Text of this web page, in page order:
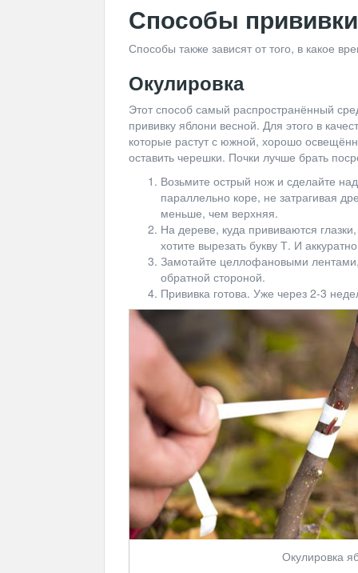
Способы
Способы также зависят от того, в какое
Окулировка
Этот способ самый распространённый
прививку яблони весной. Для этого в
которые растут с южной, хорошо
оставить черешки. Почки лучше брать
Возьмите острый нож и сделайте
параллельно коре, не затрагивая
меньше, чем верхняя.
На дереве, куда прививаются
хотите вырезать букву Т. И
Замотайте целлофановыми
обратной стороной.
Прививка готова. Уже через 2-3
Окулировка